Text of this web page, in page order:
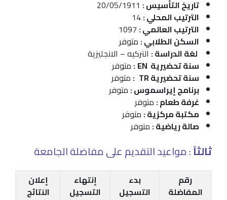
تاريخ التأسيس :
الترتيب المحلي :
الترتيب العالمي :
السكن الطلابي : متوفر
لغة الدراسة : التركيه – الانجليزية
سنة تحضيرية EN
: متوفر
سنة تحضيرية TR
: متوفر
برنامج إيراسموس : متوفر
غرفة طعام : متوفر
مكتبة مركزية : متوفر
صالة رياضية : متوفر
ثالثاً: مواعيد التقديم على مفاضلة الجامعة
رقم
المفاضلة
بدء
التسجيل
إنتهاء
التسجيل
إعلان
النتائج